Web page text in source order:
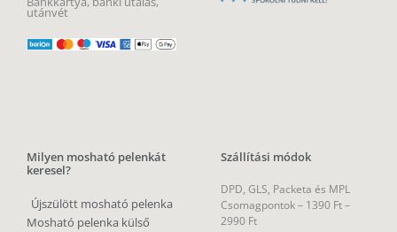
utánvét
Milyen mosható pelenkát
keresel?
Újszülött mosható pelenka
Mosható pelenka külső
Szállítási módok
DPD, GLS, Packeta és MPL
Csomagpontok – 1390 Ft –
2990 Ft